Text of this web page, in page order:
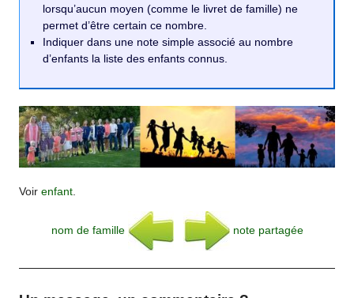
lorsqu’aucun moyen (comme le livret de famille) ne
permet d’être certain ce nombre.
Indiquer dans une note simple associé au nombre
d’enfants la liste des enfants connus.
Voirenfant.
nom de famille note partagée